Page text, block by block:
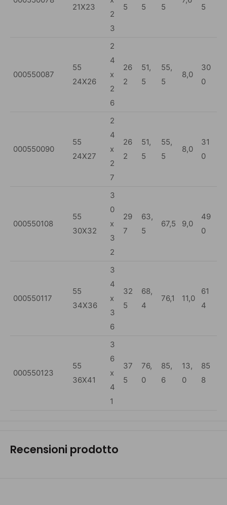
21X23
2
3
5
5
5
5
000550087
55
24X26
2
4
x
2
6
26
2
51,
5
55,
5
8,0
30
0
000550090
55
24X27
2
4
x
2
7
26
2
51,
5
55,
5
8,0
31
0
000550108
55
30X32
3
0
x
3
2
29
7
63,
5
67,5 9,0
49
0
000550117
55
34X36
3
4
x
3
6
32
5
68,
4
76,1 11,0
61
4
000550123
55
36X41
3
6
x
4
1
37
5
76,
0
85,
6
13,
0
85
8
Recensioni prodotto